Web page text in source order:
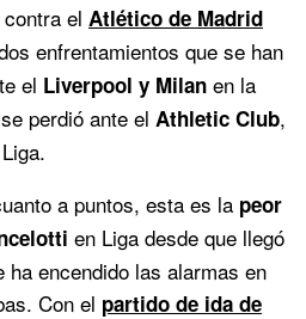
el Atlético de Madrid
enfrentamientos que se han
el Liverpool y Milan en la
perdió ante el Athletic Club,
a puntos, esta es la peor
en Liga desde que llegó
ha encendido las alarmas en
Con el partido de ida de